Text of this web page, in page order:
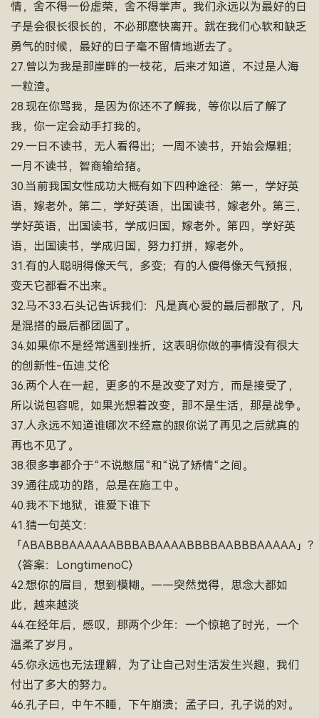
情，舍不得一份虚荣，舍不得掌声。我们永远以为最好的日
子是会很长很长的，不必那麽快离开。就在我们心软和缺乏
勇气的时候，最好的日子毫不留情地逝去了。
27.曾以为我是那崖畔的一枝花，后来才知道，不过是人海
一粒渣。
28.现在你骂我，是因为你还不了解我，等你以后了解了
我，你一定会动手打我的。
29.一日不读书，无人看得出；一周不读书，开始会爆粗；
一月不读书，智商输给猪。
30.当前我国女性成功大概有如下四种途径：第一，学好英
语，嫁老外。第二，学好英语，出国读书，嫁老外。第三，
学好英语，出国读书，学成归国，嫁老外。第四，学好英
语，出国读书，学成归国，努力打拼，嫁老外。
31.有的人聪明得像天气，多变；有的人傻得像天气预报，
变天它都看不出来。
32.马不33.石头记告诉我们：凡是真心爱的最后都散了，凡
是混搭的最后都团圆了。
34.如果你不是经常遇到挫折，这表明你做的事情没有很大
的创新性-伍迪.艾伦
36.两个人在一起，更多的不是改变了对方，而是接受了，
所以说包容呢，如果光想着改变，那不是生活，那是战争。
37.人永远不知道谁哪次不经意的跟你说了再见之后就真的
再也不见了。
38.很多事都介于“不说憋屈“和“说了矫情“之间。
39.通往成功的路，总是在施工中。
40.我不下地狱，谁爱下谁下
41.猜一句英文：
「ABABBBAAAAAABBBABAAAABBBBAABBBAAAAA」？
〈答案：LongtimenoC〉
42.想你的眉目，想到模糊。——突然觉得，思念大都如
此，越来越淡
44.在经年后，感叹，那两个少年：一个惊艳了时光，一个
温柔了岁月。
45.你永远也无法理解，为了让自己对生活发生兴趣，我们
付出了多大的努力。
46.孔子曰，中午不睡，下午崩溃；孟子曰，孔子说的对。